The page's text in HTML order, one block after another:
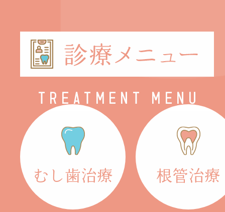
むし歯治療 根管治療